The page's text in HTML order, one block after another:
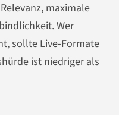
maximale
Wer
sollte Live-Formate
ist niedriger als